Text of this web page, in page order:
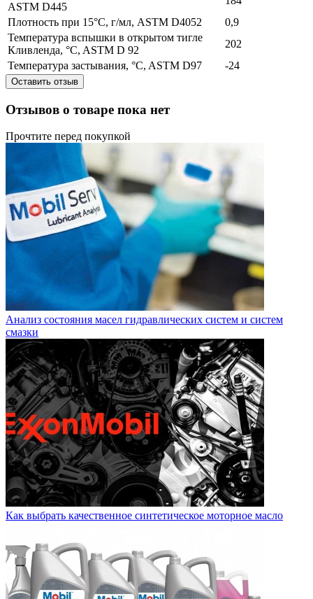
ASTM D445
Плотность при 15°C, г/мл, ASTM D4052
0,9
Температура вспышки в открытом тигле
Кливленда, °C, ASTM D 92
202
Температура застывания, °C, ASTM D97
-24
Оставить отзыв
Отзывов о товаре пока нет
Прочтите перед покупкой
Анализ состояния масел гидравлических систем и систем
смазки
Как выбрать качественное синтетическое моторное масло